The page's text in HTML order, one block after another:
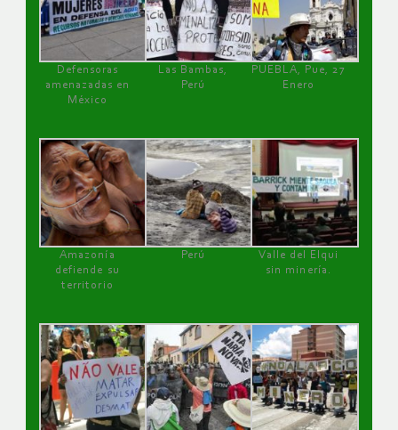
Defensoras
amenazadas en
México
Las Bambas,
Perú
PUEBLA, Pue, 27
Enero
Amazonía
defiende su
territorio
Perú
Valle del Elqui
sin minería.